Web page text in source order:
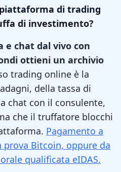
di trading
di investimento?
e chat dal vivo con
ottieni un archivio
trading online è la
della tassa di
chat con il consulente,
che il truffatore blocchi
Pagamento a
prova Bitcoin, oppure da
qualificata eIDAS.